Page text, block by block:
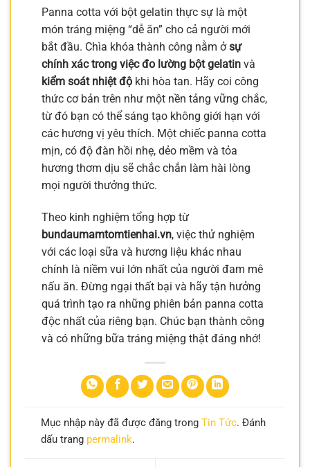
Panna cotta với bột gelatin thực sự là một
món tráng miệng “dễ ăn” cho cả người mới
bắt đầu. Chìa khóa thành công nằm ởsự
chính xác trong việc đo lường bột gelatin và
kiểm soát nhiệt độ khi hòa tan. Hãy coi công
thức cơ bản trên như một nền tảng vững chắc,
từ đó bạn có thể sáng tạo không giới hạn với
các hương vị yêu thích. Một chiếc panna cotta
mịn, có độ đàn hồi nhẹ, dẻo mềm và tỏa
hương thơm dịu sẽ chắc chắn làm hài lòng
mọi người thưởng thức.
Theo kinh nghiệm tổng hợp từ
bundaumamtomtienhai.vn, việc thử nghiệm
với các loại sữa và hương liệu khác nhau
chính là niềm vui lớn nhất của người đam mê
nấu ăn. Đừng ngại thất bại và hãy tận hưởng
quá trình tạo ra những phiên bản panna cotta
độc nhất của riêng bạn. Chúc bạn thành công
và có những bữa tráng miệng thật đáng nhớ!
Mục nhập này đã được đăng trong Tin Tức. Đánh
dấu trang permalink.